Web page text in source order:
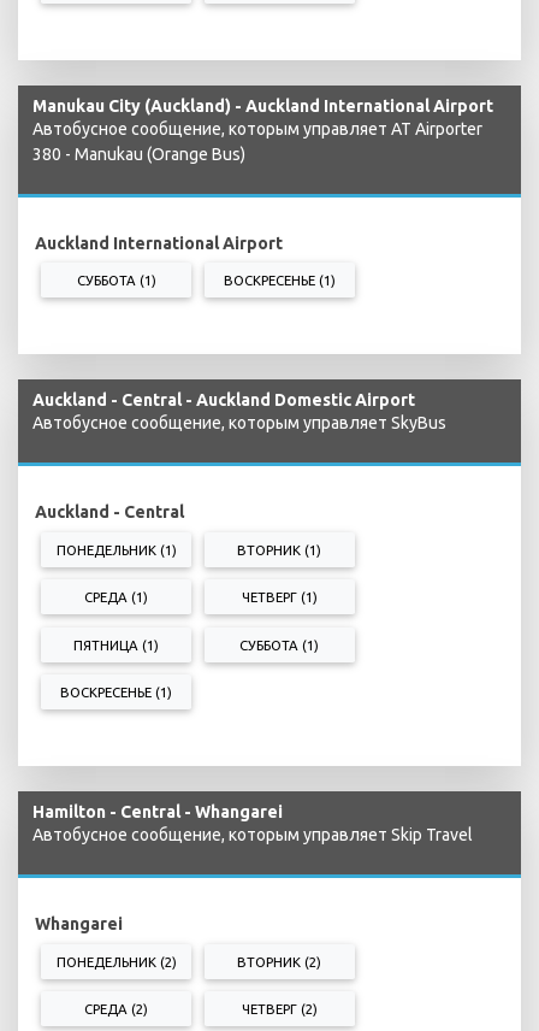
Manukau City (Auckland) - Auckland International Airport
Автобусное сообщение, которым управляет AT Airporter
380 - Manukau (Orange Bus)
Auckland International Airport
СУББОТА (1) ВОСКРЕСЕНЬЕ (1)
Auckland - Central - Auckland Domestic Airport
Автобусное сообщение, которым управляет SkyBus
Auckland - Central
ПОНЕДЕЛЬНИК (1) ВТОРНИК (1)
СРЕДА (1) ЧЕТВЕРГ (1)
ПЯТНИЦА (1) СУББОТА (1)
ВОСКРЕСЕНЬЕ (1)
Hamilton - Central - Whangarei
Автобусное сообщение, которым управляет Skip Travel
Whangarei
ПОНЕДЕЛЬНИК (2) ВТОРНИК (2)
СРЕДА (2) ЧЕТВЕРГ (2)